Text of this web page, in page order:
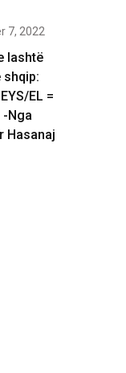
7, 2022
lashtë
shqip:
EL =
-Nga
Hasanaj